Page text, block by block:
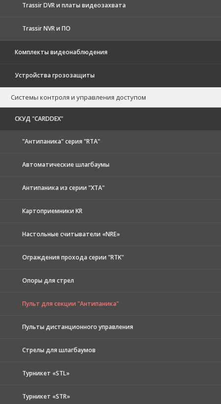
Trassir DVR и платы видеозахвата
Trassir NVR и ПО
Комплекты видеонаблюдения
Устройства грозозащиты
Системы контроля и управления доступом
CКУД "CARDDEX"
"Антипаника" серия "RTA"
Автоматические шлагбаумы
Антипаника из серии "XTA"
Картоприемники KR
Настольные считыватели «NRE»
Ограждения прохода серии "RTK"
Опоры для стрел
Пульт для секции "Антипаника"
Пульты дистанционного управления
Стрелы для шлагбаумов
Турникет «STL»
Турникет «STR»